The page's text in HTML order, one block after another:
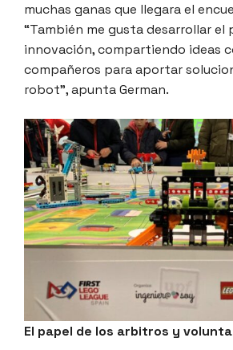
muchas ganas que llegara el
“También me gusta desarrollar el
innovación, compartiendo ideas
compañeros para aportar
robot”, apunta German.
El papel de los arbitros y